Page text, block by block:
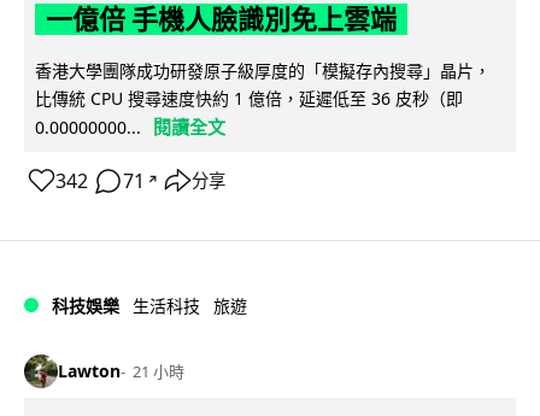
一億倍 手機人臉識別免上雲端
香港大學團隊成功研發原子級厚度的「模擬存內搜尋」晶片，
比傳統 CPU 搜尋速度快約 1 億倍，延遲低至 36 皮秒（即
0.00000000...
閱讀全文
342 71 ↗ 分享
科技娛樂 生活科技 旅遊
Lawton 21 小時